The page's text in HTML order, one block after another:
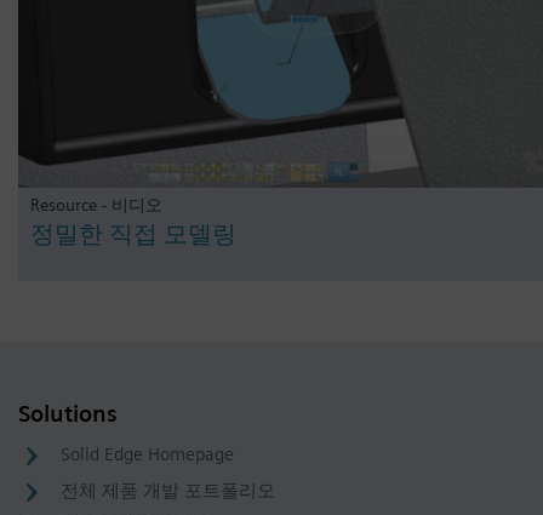
Resource - 비디오
정밀한 직접 모델링
Solutions
Solid Edge Homepage
전체 제품 개발 포트폴리오